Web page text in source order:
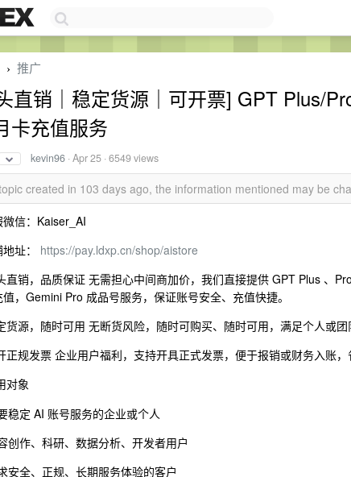
› 推广
直销｜稳定货源｜可开票] GPT Plus/
卡充值服务
kevin96 ·Apr 25 · 6549 views
created in 103 days ago, the information mentioned may be
微信：Kaiser_AI
址： https://pay.ldxp.cn/shop/aistore
直销，品质保证 无需担心中间商加价，我们直接提供 GPT Plus 、
值，Gemini Pro 成品号服务，保证账号安全、充值快捷。
货源，随时可用 无断货风险，随时可购买、随时可用，满足个人或团
正规发票 企业用户福利，支持开具正式发票，便于报销或财务入账，
对象
稳定 AI 账号服务的企业或个人
创作、科研、数据分析、开发者用户
安全、正规、长期服务体验的客户